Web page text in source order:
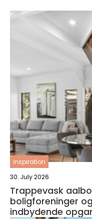
inspiration
30. July 2026
Trappevask aalborg
boligforeninger
indbydende